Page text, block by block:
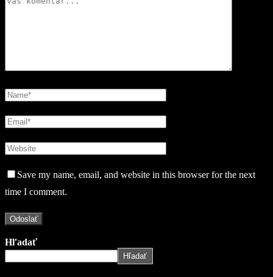
Save my name, email, and website in this browser for the next
time I comment.
Hľadať
Hľadať